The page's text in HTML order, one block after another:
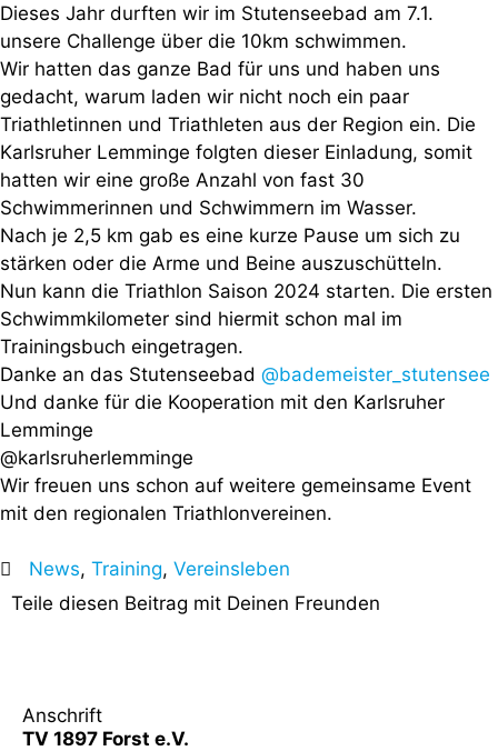
Dieses Jahr durften wir im Stutenseebad am 7.1.
unsere Challenge über die 10km schwimmen.
Wir hatten das ganze Bad für uns und haben uns
gedacht, warum laden wir nicht noch ein paar
Triathletinnen und Triathleten aus der Region ein. Die
Karlsruher Lemminge folgten dieser Einladung, somit
hatten wir eine große Anzahl von fast 30
Schwimmerinnen und Schwimmern im Wasser.
Nach je 2,5 km gab es eine kurze Pause um sich zu
stärken oder die Arme und Beine auszuschütteln.
Nun kann die Triathlon Saison 2024 starten. Die ersten
Schwimmkilometer sind hiermit schon mal im
Trainingsbuch eingetragen.
Danke an das Stutenseebad @bademeister_stutensee
Und danke für die Kooperation mit den Karlsruher
Lemminge
@karlsruherlemminge
Wir freuen uns schon auf weitere gemeinsame Event
mit den regionalen Triathlonvereinen.
News,Training,Vereinsleben
Teile diesen Beitrag mit Deinen Freunden
Anschrift
TV 1897 Forst e.V.